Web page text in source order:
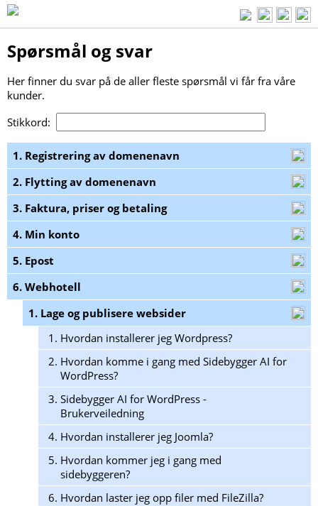
Spørsmål og svar
Her finner du svar på de aller fleste spørsmål vi får fra våre
kunder.
Stikkord:
1. Registrering av domenenavn
2. Flytting av domenenavn
3. Faktura, priser og betaling
4. Min konto
5. Epost
6. Webhotell
1. Lage og publisere websider
1. Hvordan installerer jeg Wordpress?
2. Hvordan komme i gang med Sidebygger AI for
WordPress?
3. Sidebygger AI for WordPress -
Brukerveiledning
4. Hvordan installerer jeg Joomla?
5. Hvordan kommer jeg i gang med
sidebyggeren?
6. Hvordan laster jeg opp filer med FileZilla?